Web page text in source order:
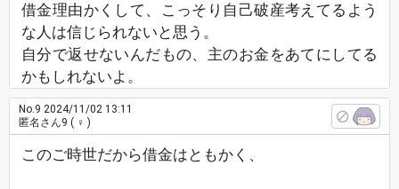
借金理由かくして、こっそり自己破産考えてるよう
な人は信じられないと思う。
自分で返せないんだもの、主のお金をあてにしてる
かもしれないよ。
No.9 2024/11/02 13:11
匿名さん9 ( ♀ )
このご時世だから借金はともかく、